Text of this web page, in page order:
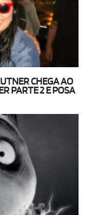
CHEGA AO
PARTE 2 E POSA